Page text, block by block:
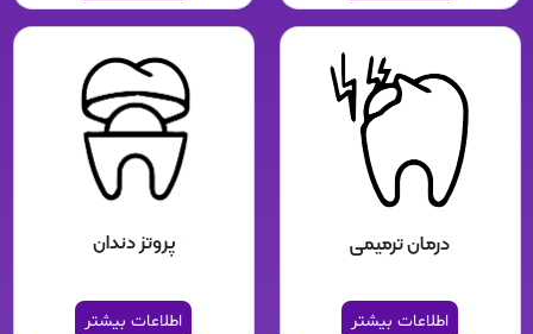
درمان ترمیمی
اطلاعات بیشتر
پروتز دندان
اطلاعات بیشتر